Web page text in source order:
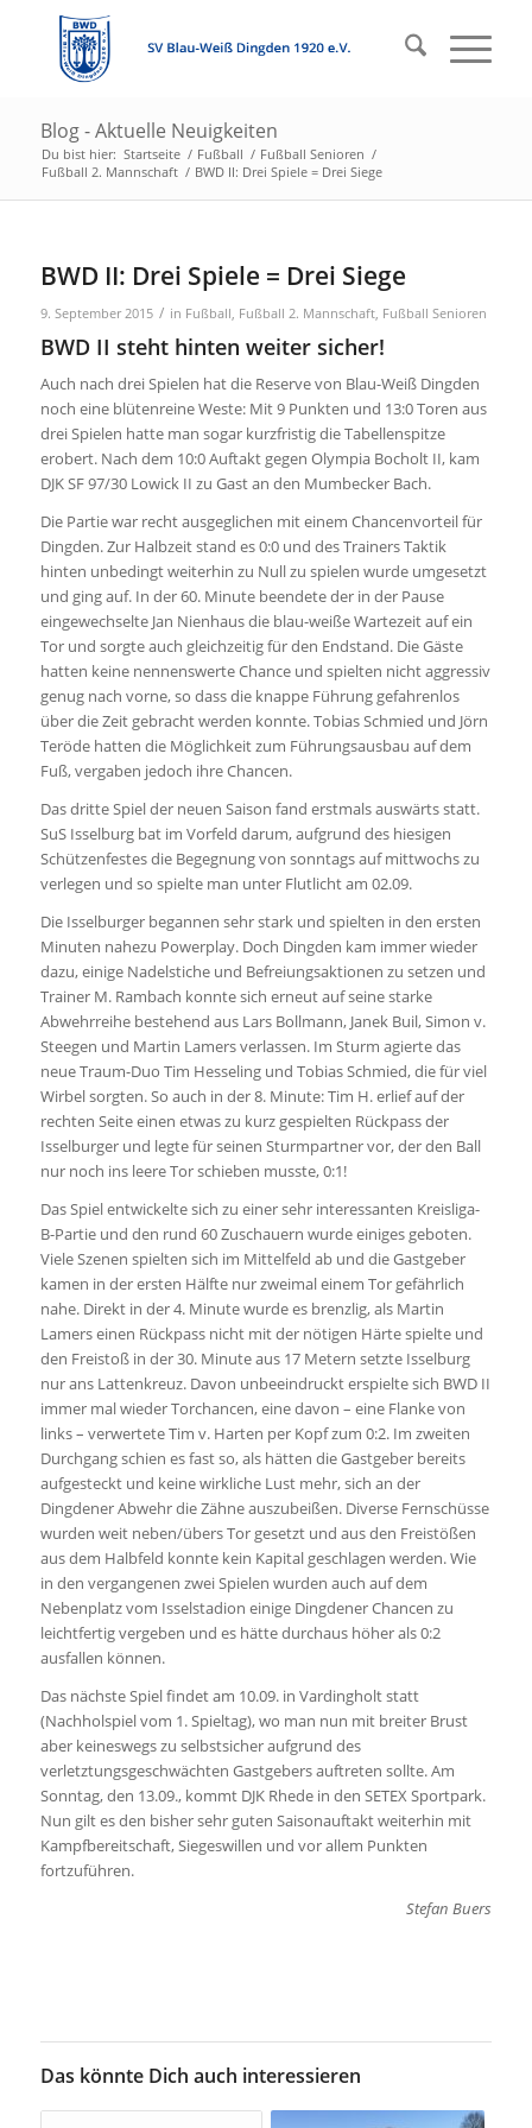
Blog - Aktuelle Neuigkeiten
Du bist hier: Startseite / Fußball / Fußball Senioren /
Fußball 2. Mannschaft / BWD II: Drei Spiele = Drei Siege
BWD II: Drei Spiele = Drei Siege
9. September 2015 / in Fußball, Fußball 2. Mannschaft, Fußball Senioren
BWD II steht hinten weiter sicher!
Auch nach drei Spielen hat die Reserve von Blau-Weiß Dingden
noch eine blütenreine Weste: Mit 9 Punkten und 13:0 Toren aus
drei Spielen hatte man sogar kurzfristig die Tabellenspitze
erobert. Nach dem 10:0 Auftakt gegen Olympia Bocholt II, kam
DJK SF 97/30 Lowick II zu Gast an den Mumbecker Bach.
Die Partie war recht ausgeglichen mit einem Chancenvorteil für
Dingden. Zur Halbzeit stand es 0:0 und des Trainers Taktik
hinten unbedingt weiterhin zu Null zu spielen wurde umgesetzt
und ging auf. In der 60. Minute beendete der in der Pause
eingewechselte Jan Nienhaus die blau-weiße Wartezeit auf ein
Tor und sorgte auch gleichzeitig für den Endstand. Die Gäste
hatten keine nennenswerte Chance und spielten nicht aggressiv
genug nach vorne, so dass die knappe Führung gefahrenlos
über die Zeit gebracht werden konnte. Tobias Schmied und Jörn
Teröde hatten die Möglichkeit zum Führungsausbau auf dem
Fuß, vergaben jedoch ihre Chancen.
Das dritte Spiel der neuen Saison fand erstmals auswärts statt.
SuS Isselburg bat im Vorfeld darum, aufgrund des hiesigen
Schützenfestes die Begegnung von sonntags auf mittwochs zu
verlegen und so spielte man unter Flutlicht am 02.09.
Die Isselburger begannen sehr stark und spielten in den ersten
Minuten nahezu Powerplay. Doch Dingden kam immer wieder
dazu, einige Nadelstiche und Befreiungsaktionen zu setzen und
Trainer M. Rambach konnte sich erneut auf seine starke
Abwehrreihe bestehend aus Lars Bollmann, Janek Buil, Simon v.
Steegen und Martin Lamers verlassen. Im Sturm agierte das
neue Traum-Duo Tim Hesseling und Tobias Schmied, die für viel
Wirbel sorgten. So auch in der 8. Minute: Tim H. erlief auf der
rechten Seite einen etwas zu kurz gespielten Rückpass der
Isselburger und legte für seinen Sturmpartner vor, der den Ball
nur noch ins leere Tor schieben musste, 0:1!
Das Spiel entwickelte sich zu einer sehr interessanten Kreisliga-
B-Partie und den rund 60 Zuschauern wurde einiges geboten.
Viele Szenen spielten sich im Mittelfeld ab und die Gastgeber
kamen in der ersten Hälfte nur zweimal einem Tor gefährlich
nahe. Direkt in der 4. Minute wurde es brenzlig, als Martin
Lamers einen Rückpass nicht mit der nötigen Härte spielte und
den Freistoß in der 30. Minute aus 17 Metern setzte Isselburg
nur ans Lattenkreuz. Davon unbeeindruckt erspielte sich BWD II
immer mal wieder Torchancen, eine davon – eine Flanke von
links – verwertete Tim v. Harten per Kopf zum 0:2. Im zweiten
Durchgang schien es fast so, als hätten die Gastgeber bereits
aufgesteckt und keine wirkliche Lust mehr, sich an der
Dingdener Abwehr die Zähne auszubeißen. Diverse Fernschüsse
wurden weit neben/übers Tor gesetzt und aus den Freistößen
aus dem Halbfeld konnte kein Kapital geschlagen werden. Wie
in den vergangenen zwei Spielen wurden auch auf dem
Nebenplatz vom Isselstadion einige Dingdener Chancen zu
leichtfertig vergeben und es hätte durchaus höher als 0:2
ausfallen können.
Das nächste Spiel findet am 10.09. in Vardingholt statt
(Nachholspiel vom 1. Spieltag), wo man nun mit breiter Brust
aber keineswegs zu selbstsicher aufgrund des
verletztungsgeschwächten Gastgebers auftreten sollte. Am
Sonntag, den 13.09., kommt DJK Rhede in den SETEX Sportpark.
Nun gilt es den bisher sehr guten Saisonauftakt weiterhin mit
Kampfbereitschaft, Siegeswillen und vor allem Punkten
fortzuführen.
Stefan Buers
Das könnte Dich auch interessieren